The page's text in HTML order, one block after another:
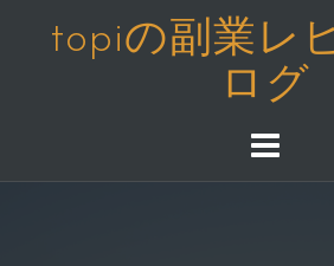
へ
topiの副業レ
ログ